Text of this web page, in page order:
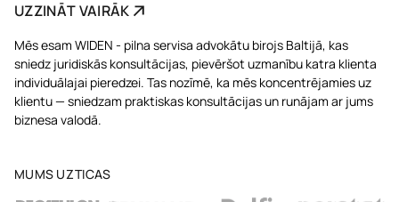
UZZINĀT VAIRĀK
Mēs esam WIDEN - pilna servisa advokātu birojs Baltijā, kas
sniedz juridiskās konsultācijas, pievēršot uzmanību katra klienta
individuālajai pieredzei. Tas nozīmē, ka mēs koncentrējamies uz
klientu — sniedzam praktiskas konsultācijas un runājam ar jums
biznesa valodā.
MUMS UZTICAS